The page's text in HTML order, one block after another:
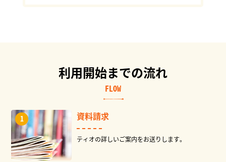
利用開始までの流れ
FLOW
資料請求
ティオの詳しいご案内をお送りします。